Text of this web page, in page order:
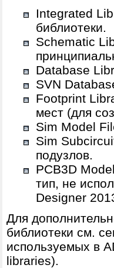
Integrated
библиотеки.
Schematic
Database
SVN
Footprint
мест (для
Sim Model
Sim
подузлов.
PCB3D
тип, не
Designer
Для
библиотеки см.
используемых в
libraries).